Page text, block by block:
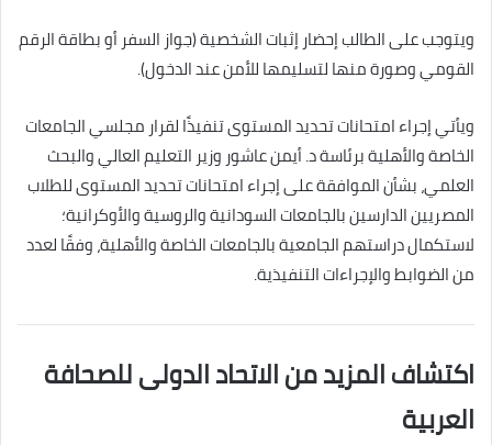
ويتوجب على الطالب إحضار إثبات الشخصية (جواز السفر أو بطاقة الرقم
القومي وصورة منها لتسليمها للأمن عند الدخول).
ويأتي إجراء امتحانات تحديد المستوى تنفيذًا لقرار مجلسي الجامعات
الخاصة والأهلية برئاسة د. أيمن عاشور وزير التعليم العالي والبحث
العلمي، بشأن الموافقة على إجراء امتحانات تحديد المستوى للطلاب
المصريين الدارسين بالجامعات السودانية والروسية والأوكرانية؛
لاستكمال دراستهم الجامعية بالجامعات الخاصة والأهلية، وفقًا لعدد
من الضوابط والإجراءات التنفيذية.
اكتشاف المزيد من الاتحاد الدولى للصحافة
العربية